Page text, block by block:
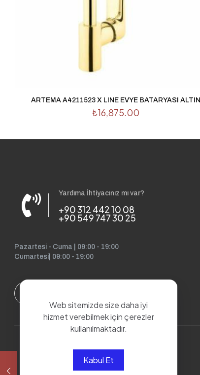
ARTEMA A4211523 X LINE EVYE BATARYASI ALTIN
₺16,875.00
Yardıma İhtiyacınız mı var?
+90 312 442 10 08
+90 549 747 30 25
Pazartesi - Cuma | 09:00 - 19:00
Cumartesi| 09:00 - 19:00
Web sitemizde size daha iyi
hizmet verebilmek için çerezler
kullanılmaktadır.
Kabul Et